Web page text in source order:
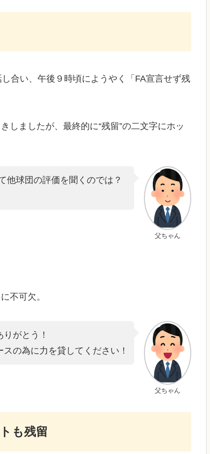
合い、午後９時頃にようやく「FA宣言せず残
しましたが、最終的に“残留”の二文字にホッ
父ちゃん
他球団の評価を聞くのでは？
不可欠。
父ちゃん
がとう！
の為に力を貸してください！
も残留